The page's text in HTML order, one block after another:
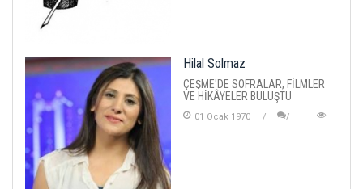
Hilal Solmaz
ÇEŞME'DE SOFRALAR, FİLMLER
VE HİKÂYELER BULUŞTU
01 Ocak 1970